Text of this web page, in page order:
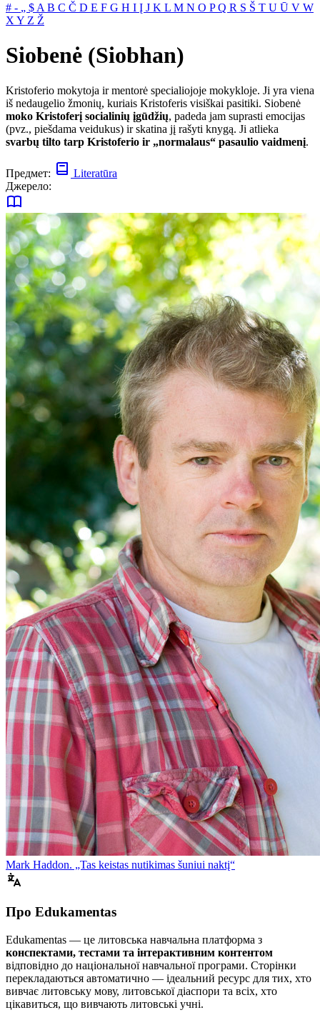
# ‐ „ $ A B C Č D E F G H I Į J K L M N O PQ R S Š T U Ū V W
X Y Z Ž
Siobenė (Siobhan)
Kristoferio mokytoja ir mentorė specialiojoje mokykloje. Ji yra viena
iš nedaugelio žmonių, kuriais Kristoferis visiškai pasitiki. Siobenė
moko Kristoferį socialinių įgūdžių, padeda jam suprasti emocijas
(pvz., piešdama veidukus) ir skatina jį rašyti knygą. Ji atlieka
svarbų tilto tarp Kristoferio ir „normalaus“ pasaulio vaidmenį.
Предмет:
Literatūra
Джерело:
Mark Haddon. „Tas keistas nutikimas šuniui naktį“
Про Edukamentas
Edukamentas — це литовська навчальна платформа з
конспектами, тестами та інтерактивним контентом
відповідно до національної навчальної програми. Сторінки
перекладаються автоматично — ідеальний ресурс для тих, хто
вивчає литовську мову, литовської діаспори та всіх, хто
цікавиться, що вивчають литовські учні.